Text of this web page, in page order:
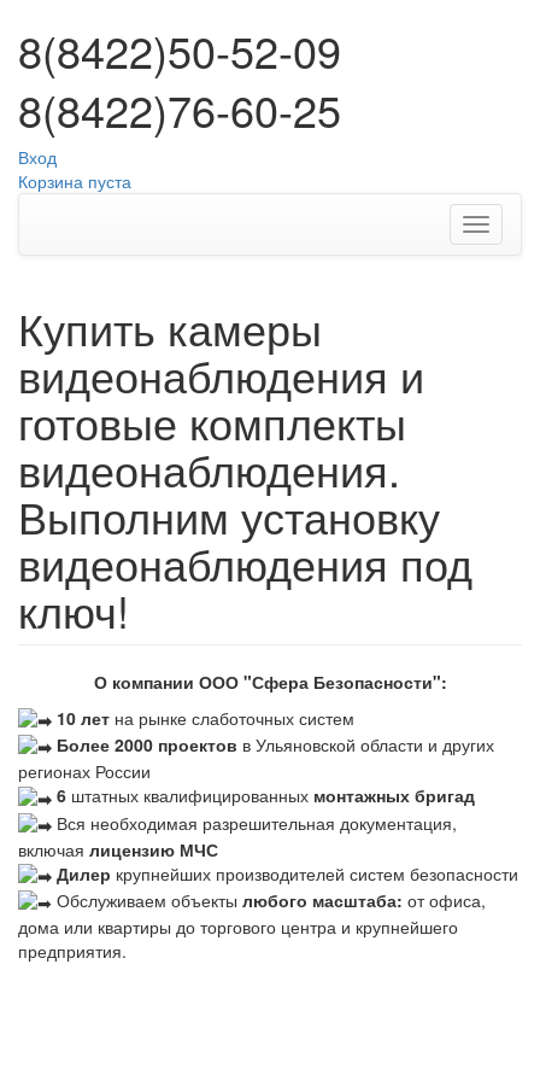
8(8422)50-52-09
8(8422)76-60-25
Вход
Корзина пуста
Купить камеры
видеонаблюдения и
готовые комплекты
видеонаблюдения.
Выполним установку
видеонаблюдения под
ключ!
О компании ООО "Сфера Безопасности":
10 лет на рынке слаботочных систем
Более 2000 проектов в Ульяновской области и других
регионах России
6 штатных квалифицированных монтажных бригад
Вся необходимая разрешительная документация,
включая лицензию МЧС
Дилер крупнейших производителей систем безопасности
Обслуживаем объекты любого масштаба: от офиса,
дома или квартиры до торгового центра и крупнейшего
предприятия.